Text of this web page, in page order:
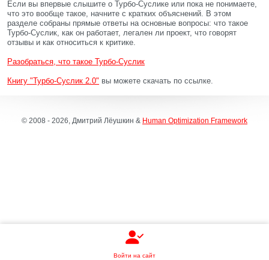
Если вы впервые слышите о Турбо-Суслике или пока не понимаете,
что это вообще такое, начните с кратких объяснений. В этом
разделе собраны прямые ответы на основные вопросы: что такое
Турбо-Суслик, как он работает, легален ли проект, что говорят
отзывы и как относиться к критике.
Разобраться, что такое Турбо-Суслик
Книгу "Турбо-Суслик 2.0" вы можете скачать по ссылке.
© 2008 - 2026, Дмитрий Лёушкин & Human Optimization Framework
Войти на сайт